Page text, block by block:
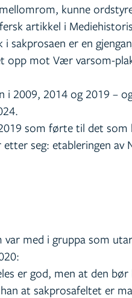
kunne
artikkel i
sakprosaen er en
opp mot Vær varsom-
2009, 2014 og 2019 –
som førte til det som
seg: etableringen av
med i gruppa som
er god, men at den
at sakprosafeltet er